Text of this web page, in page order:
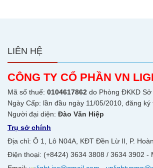
LIÊN HỆ
CÔNG TY CỔ PHẦN VN
Mã số thuế: 0104617862 do Phòng ĐKKD
Ngày Cấp: lần đầu ngày 11/05/2010, đăng
Người đại diện: Đào Văn Hiệp
Trụ sở chính
Địa chỉ: Ô 1, Lô N04A, KĐT Đền Lừ II, P.
Điện thoại: (+8424) 3634 3808 / 3634 3902 -